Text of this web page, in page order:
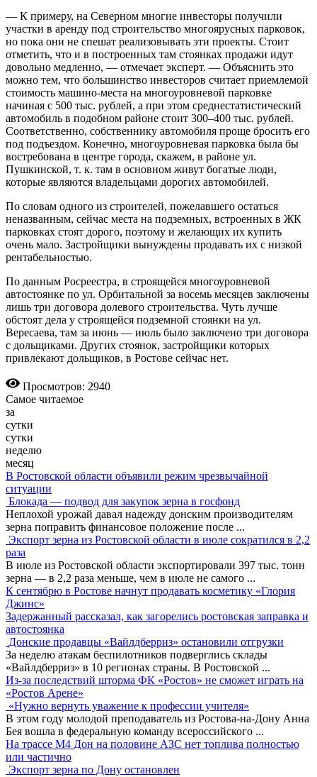
— К примеру, на Северном многие инвесторы получили
участки в аренду под строительство многоярусных парковок,
но пока они не спешат реализовывать эти проекты. Стоит
отметить, что и в построенных там стоянках продажи идут
довольно медленно, — отмечает эксперт. — Объяснить это
можно тем, что большинство инвесторов считает приемлемой
стоимость машино-места на многоуровневой парковке
начиная с 500 тыс. рублей, а при этом среднестатистический
автомобиль в подобном районе стоит 300–400 тыс. рублей.
Соответственно, собственнику автомобиля проще бросить его
под подъездом. Конечно, многоуровневая парковка была бы
востребована в центре города, скажем, в районе ул.
Пушкинской, т. к. там в основном живут богатые люди,
которые являются владельцами дорогих автомобилей.
По словам одного из строителей, пожелавшего остаться
неназванным, сейчас места на подземных, встроенных в ЖК
парковках стоят дорого, поэтому и желающих их купить
очень мало. Застройщики вынуждены продавать их с низкой
рентабельнос­тью.
По данным Росреестра, в строящейся многоуровневой
автостоянке по ул. Орбитальной за восемь месяцев заключены
лишь три договора долевого строительства. Чуть лучше
обстоят дела у строящейся подземной стоянки на ул.
Вересаева, там за июнь — июль было заключено три договора
с дольщиками. Других стоянок, застройщики которых
привлекают дольщиков, в Ростове сейчас нет.
Просмотров: 2940
Самое читаемое
за
сутки
сутки
неделю
месяц
В Ростовской области объявили режим чрезвычайной
ситуации
Блокада — подвод для закупок зерна в госфонд
Неплохой урожай давал надежду донским производителям
зерна поправить финансовое положение после ...
Экспорт зерна из Ростовской области в июле сократился в 2,2
раза
В июле из Ростовской области экспортировали 397 тыс. тонн
зерна — в 2,2 раза меньше, чем в июле не самого ...
К сентябрю в Ростове начнут продавать косметику «Глория
Джинс»
Задержанный рассказал, как загорелись ростовская заправка и
автостоянка
Донские продавцы «Вайлдберриз» остановили отгрузки
За неделю атакам беспилотников подверглись склады
«Вайлдберриз» в 10 регионах страны. В Ростовской ...
Из-за последствий шторма ФК «Ростов» не сможет играть на
«Ростов Арене»
«Нужно вернуть уважение к профессии учителя»
В этом году молодой преподаватель из Ростова-на-Дону Анна
Бея вошла в федеральную команду всероссийского ...
На трассе М4 Дон на половине АЗС нет топлива полностью
или частично
Экспорт зерна по Дону остановлен